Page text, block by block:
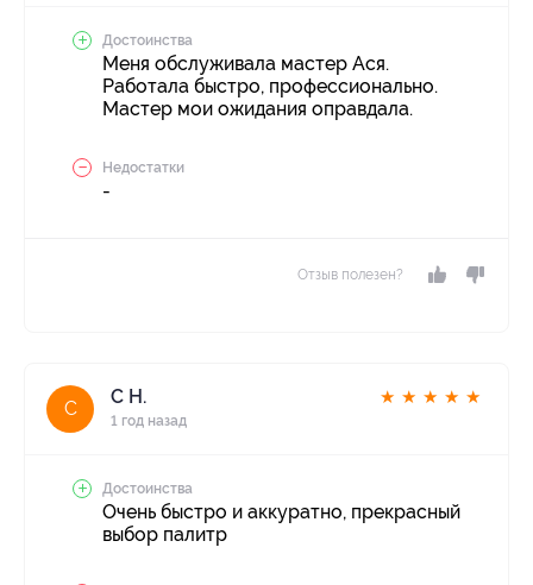
Достоинства
Меня обслуживала мастер Ася.
Работала быстро, профессионально.
Мастер мои ожидания оправдала.
Недостатки
-
Отзыв полезен?
С
С Н.
1 год назад
★ ★ ★ ★ ★
Достоинства
Очень быстро и аккуратно, прекрасный
выбор палитр